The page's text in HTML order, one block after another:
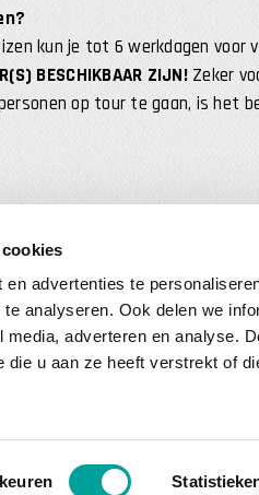
advertenties te
analyseren. Ook delen we
adverteren en analyse.
die u aan ze heeft verstrekt of
kun je tot 6 werkdagen voor
BESCHIKBAAR ZIJN!Zeker
op tour te gaan, is het
Youtube
Instagram